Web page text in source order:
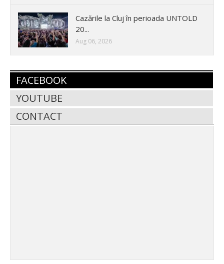
Cazările la Cluj în perioada UNTOLD
20...
Aug 06, 2026
FACEBOOK
YOUTUBE
CONTACT